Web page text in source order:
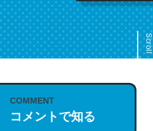
Scroll
COMMENT
コメントで知る
これは名文。彼はとてもクレバ
う。英語少しでも読める人は原